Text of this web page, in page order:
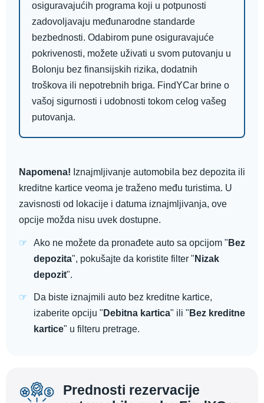
osiguravajućih programa koji u potpunosti
zadovoljavaju međunarodne standarde
bezbednosti. Odabirom pune osiguravajuće
pokrivenosti, možete uživati u svom putovanju u
Bolonju bez finansijskih rizika, dodatnih
troškova ili nepotrebnih briga. FindYCar brine o
vašoj sigurnosti i udobnosti tokom celog vašeg
putovanja.
Napomena! Iznajmljivanje automobila bez depozita ili
kreditne kartice veoma je traženo među turistima. U
zavisnosti od lokacije i datuma iznajmljivanja, ove
opcije možda nisu uvek dostupne.
Ako ne možete da pronađete auto sa opcijom " Bez
depozita", pokušajte da koristite filter " Nizak
depozit".
Da biste iznajmili auto bez kreditne kartice,
izaberite opciju " Debitna kartica" ili " Bez kreditne
kartice" u filteru pretrage.
Prednosti rezervacije